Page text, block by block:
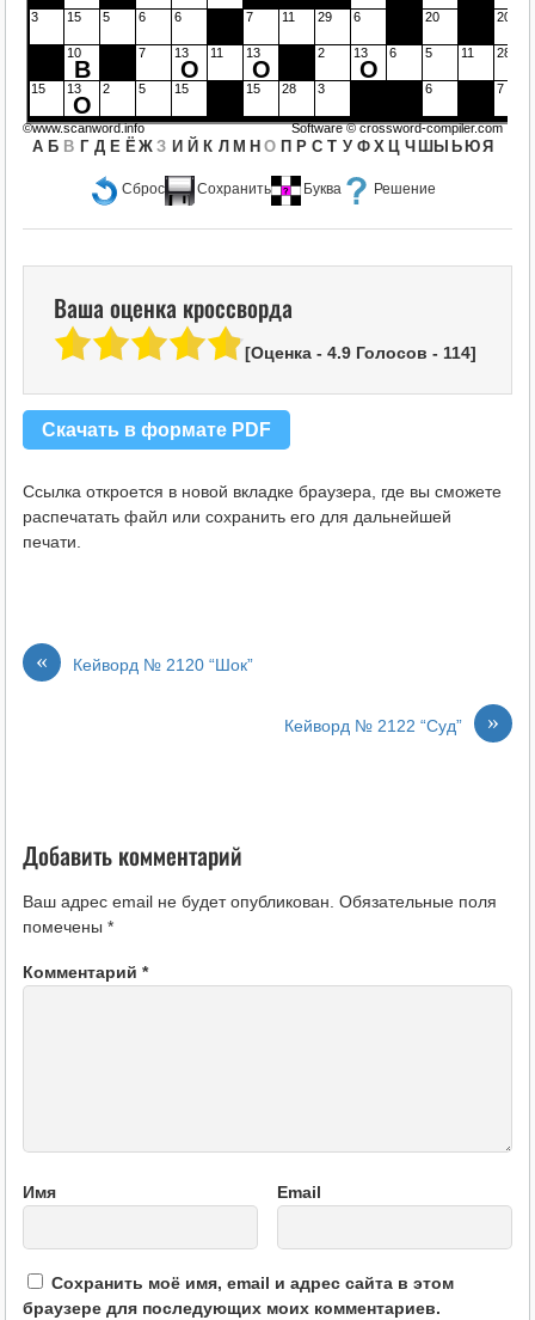
Сброс Сохранить Буква Решение
3 15 5 6 6 7 11 29 6 20 20
10
В
7 13
О
11 13
О
2 13
О
6 5 11 28
15 13
О
2 5 15 15 28 3 6 7
А Б В Г Д Е ЁЖ З И Й К Л М Н О П Р С Т У Ф Х Ц Ч Ш Ы Ь ЮЯ
©www.scanword.info Software ©crossword-compiler.com
Ваша оценка кроссворда
[Оценка - 4.9Голосов - 114]
Скачать в формате PDF
Ссылка откроется в новой вкладке браузера, где вы сможете
распечатать файл или сохранить его для дальнейшей
печати.
« Кейворд № 2120 “Шок”
»
Кейворд № 2122 “Суд”
Добавить комментарий
Ваш адрес email не будет опубликован. Обязательные поля
помечены *
Комментарий *
Имя Email
Сохранить моё имя, email и адрес сайта в этом
браузере для последующих моих комментариев.